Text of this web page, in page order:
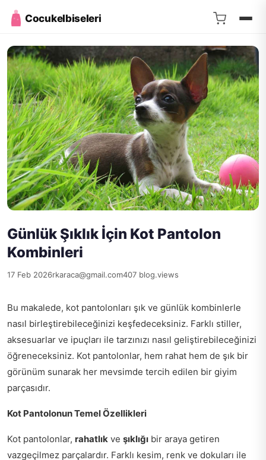
Cocukelbiseleri
Günlük Şıklık İçin Kot Pantolon
Kombinleri
17 Feb 2026rkaraca@gmail.com407 blog.views
Bu makalede, kot pantolonları şık ve günlük kombinlerle
nasıl birleştirebileceğinizi keşfedeceksiniz. Farklı stiller,
aksesuarlar ve ipuçları ile tarzınızı nasıl geliştirebileceğinizi
öğreneceksiniz. Kot pantolonlar, hem rahat hem de şık bir
görünüm sunarak her mevsimde tercih edilen bir giyim
parçasıdır.
Kot Pantolonun Temel Özellikleri
Kot pantolonlar, rahatlık ve şıklığı bir araya getiren
vazgeçilmez parçalardır. Farklı kesim, renk ve dokuları ile